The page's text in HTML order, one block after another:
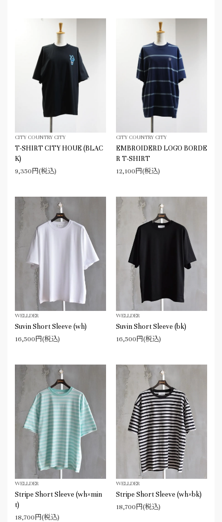
CITY COUNTRY CITY
T-SHIRT CITY HOUE (BLAC
K)
9,350円(税込)
CITY COUNTRY CITY
EMBROIDERD LOGO BORDE
R T-SHIRT
12,100円(税込)
WELLDER
Suvin Short Sleeve (wh)
16,500円(税込)
WELLDER
Suvin Short Sleeve (bk)
16,500円(税込)
WELLDER
Stripe Short Sleeve (wh×min
t)
18,700円(税込)
WELLDER
Stripe Short Sleeve (wh×bk)
18,700円(税込)